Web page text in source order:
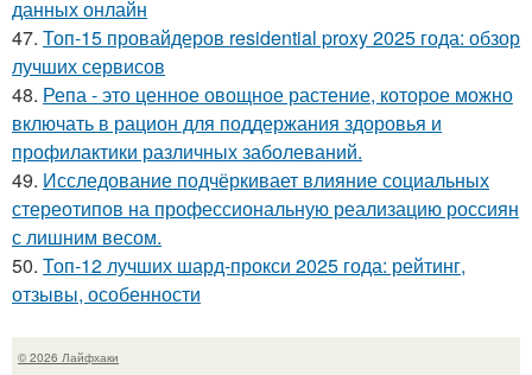
данных онлайн
47. Топ-15 провайдеров residential proxy 2025 года: обзор
лучших сервисов
48. Репа - это ценное овощное растение, которое можно
включать в рацион для поддержания здоровья и
профилактики различных заболеваний.
49. Исследование подчёркивает влияние социальных
стереотипов на профессиональную реализацию россиян
с лишним весом.
50. Топ-12 лучших шард-прокси 2025 года: рейтинг,
отзывы, особенности
© 2026 Лайфхаки